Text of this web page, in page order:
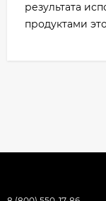
результата
продуктами